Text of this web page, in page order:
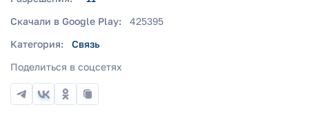
Скачали в Google Play:
425395
Категория:
Связь
Поделиться в соцсетях